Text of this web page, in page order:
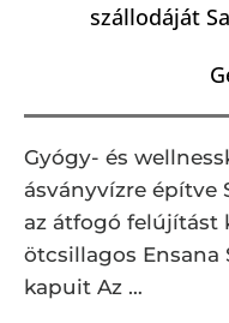
szállodáját
Gyógy- és
ásványvízre építve
az átfogó felújítást
ötcsillagos
kapuit Az …